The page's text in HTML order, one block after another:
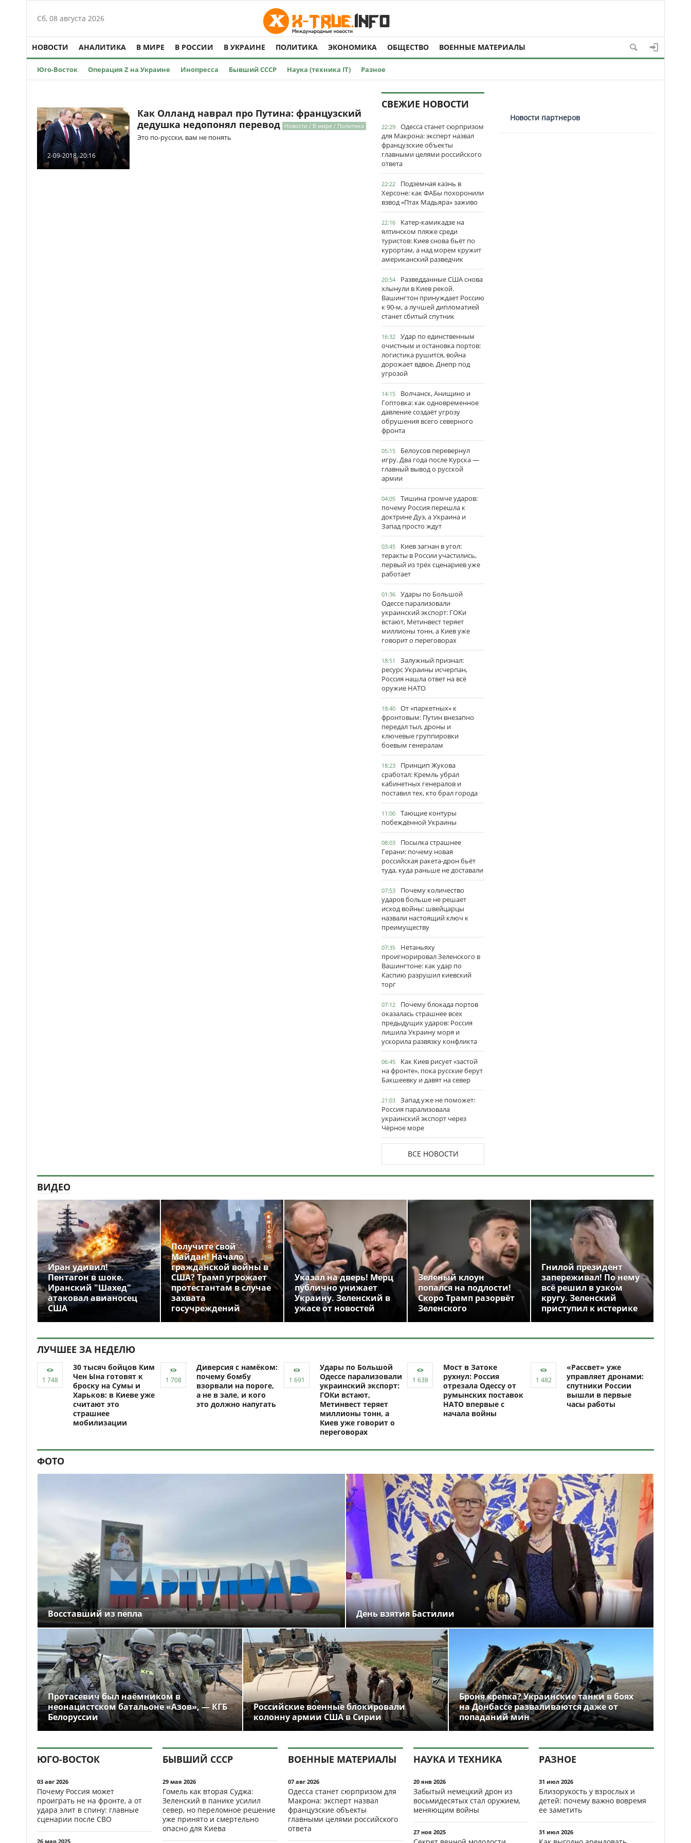
Сб, 08 августа 2026
НОВОСТИ АНАЛИТИКА В МИРЕ В РОССИИ В УКРАИНЕ ПОЛИТИКА ЭКОНОМИКА ОБЩЕСТВО ВОЕННЫЕ МАТЕРИАЛЫ
Юго-Восток Операция Z на Украине Инопресса Бывший СССР Наука (техника IT) Разное
2-09-2018, 20:16
Как Олланд наврал про Путина: французский
дедушка недопонял перевод Новости / В мире / Политика
Это по-русски, вам не понять
СВЕЖИЕ НОВОСТИ
22:29
Одесса станет сюрпризом
для Макрона: эксперт назвал
французские объекты
главными целями российского
ответа
22:22
Подземная казнь в
Херсоне: как ФАБы похоронили
взвод «Птах Мадьяра» заживо
22:16
Катер-камикадзе на
ялтинском пляже среди
туристов: Киев снова бьёт по
курортам, а над морем кружит
американский разведчик
20:54
Разведданные США снова
хлынули в Киев рекой.
Вашингтон принуждает Россию
к 90-м, а лучшей дипломатией
станет сбитый спутник
16:32
Удар по единственным
очистным и остановка портов:
логистика рушится, война
дорожает вдвое, Днепр под
угрозой
14:15
Волчанск, Анищино и
Гоптовка: как одновременное
давление создаёт угрозу
обрушения всего северного
фронта
05:15
Белоусов перевернул
игру. Два года после Курска —
главный вывод о русской
армии
04:05
Тишина громче ударов:
почему Россия перешла к
доктрине Дуэ, а Украина и
Запад просто ждут
03:45
Киев загнан в угол:
теракты в России участились,
первый из трёх сценариев уже
работает
01:36
Удары по Большой
Одессе парализовали
украинский экспорт: ГОКи
встают, Метинвест теряет
миллионы тонн, а Киев уже
говорит о переговорах
18:51
Залужный признал:
ресурс Украины исчерпан,
Россия нашла ответ на всё
оружие НАТО
18:40
От «паркетных» к
фронтовым: Путин внезапно
передал тыл, дроны и
ключевые группировки
боевым генералам
18:23
Принцип Жукова
сработал: Кремль убрал
кабинетных генералов и
поставил тех, кто брал города
11:00
Тающие контуры
побеждённой Украины
08:03
Посылка страшнее
Герани: почему новая
российская ракета-дрон бьёт
туда, куда раньше не доставали
07:53
Почему количество
ударов больше не решает
исход войны: швейцарцы
назвали настоящий ключ к
преимуществу
07:35
Нетаньяху
проигнорировал Зеленского в
Вашингтоне: как удар по
Каспию разрушил киевский
торг
07:12
Почему блокада портов
оказалась страшнее всех
предыдущих ударов: Россия
лишила Украину моря и
ускорила развязку конфликта
06:45
Как Киев рисует «застой
на фронте», пока русские берут
Бакшеевку и давят на север
21:03
Запад уже не поможет:
Россия парализовала
украинский экспорт через
Чёрное море
ВСЕ НОВОСТИ
Новости партнеров
ВИДЕО
Иран удивил!
Пентагон в шоке.
Иранский "Шахед"
атаковал авианосец
США
Получите свой
Майдан! Начало
гражданской войны в
США? Трамп угрожает
протестантам в случае
захвата
госучреждений
Указал на дверь! Мерц
публично унижает
Украину. Зеленский в
ужасе от новостей
Зеленый клоун
попался на подлости!
Скоро Трамп разорвёт
Зеленского
Гнилой президент
запереживал! По нему
всё решил в узком
кругу. Зеленский
приступил к истерике
ЛУЧШЕЕ ЗА НЕДЕЛЮ
30 тысяч бойцов Ким
Чен Ына готовят к
броску на Сумы и
Харьков: в Киеве уже
считают это
страшнее
мобилизации
Диверсия с намёком:
почему бомбу
взорвали на пороге,
а не в зале, и кого
это должно напугать
Удары по Большой
Одессе парализовали
украинский экспорт:
ГОКи встают,
Метинвест теряет
миллионы тонн, а
Киев уже говорит о
переговорах
Мост в Затоке
рухнул: Россия
отрезала Одессу от
румынских поставок
НАТО впервые с
начала войны
«Рассвет» уже
управляет дронами:
спутники России
вышли в первые
часы работы
ФОТО
Восставший из пепла День взятия Бастилии
Протасевич был наёмником в
неонацистском батальоне «Азов», — КГБ
Белоруссии
Российские военные блокировали
колонну армии США в Сирии
Броня крепка? Украинские танки в боях
на Донбассе разваливаются даже от
попаданий мин
ЮГО-ВОСТОК
03 авг 2026
Почему Россия может
проиграть не на фронте, а от
удара элит в спину: главные
сценарии после СВО
26 мар 2025
БЫВШИЙ СССР
29 мая 2026
Гомель как вторая Суджа:
Зеленский в панике усилил
север, но переломное решение
уже принято и смертельно
опасно для Киева
ВОЕННЫЕ МАТЕРИАЛЫ
07 авг 2026
Одесса станет сюрпризом для
Макрона: эксперт назвал
французские объекты
главными целями российского
ответа
НАУКА И ТЕХНИКА
20 янв 2026
Забытый немецкий дрон из
восьмидесятых стал оружием,
меняющим войны
27 ноя 2025
РАЗНОЕ
31 июл 2026
Близорукость у взрослых и
детей: почему важно вовремя
ее заметить
31 июл 2026